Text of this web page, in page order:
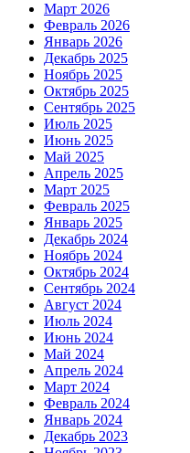
Март 2026
Февраль 2026
Январь 2026
Декабрь 2025
Ноябрь 2025
Октябрь 2025
Сентябрь 2025
Июль 2025
Июнь 2025
Май 2025
Апрель 2025
Март 2025
Февраль 2025
Январь 2025
Декабрь 2024
Ноябрь 2024
Октябрь 2024
Сентябрь 2024
Август 2024
Июль 2024
Июнь 2024
Май 2024
Апрель 2024
Март 2024
Февраль 2024
Январь 2024
Декабрь 2023